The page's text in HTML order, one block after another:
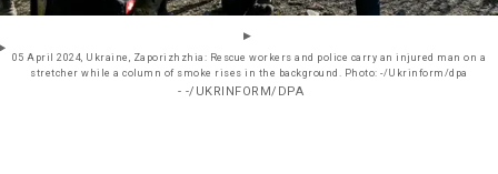
05 April 2024, Ukraine, Zaporizhzhia: Rescue workers and police carry an injured man on a
stretcher while a column of smoke rises in the background. Photo: -/Ukrinform/dpa
- -/UKRINFORM/DPA